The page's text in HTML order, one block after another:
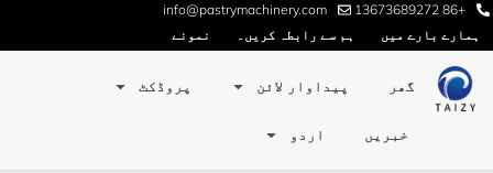
+86 13673689272
info@pastrymachinery.com
ہمارے بارے میں
ہم سے رابطہ کریں۔ نمونے
گھر پیداوار لائن پروڈکٹ
خبریں اردو